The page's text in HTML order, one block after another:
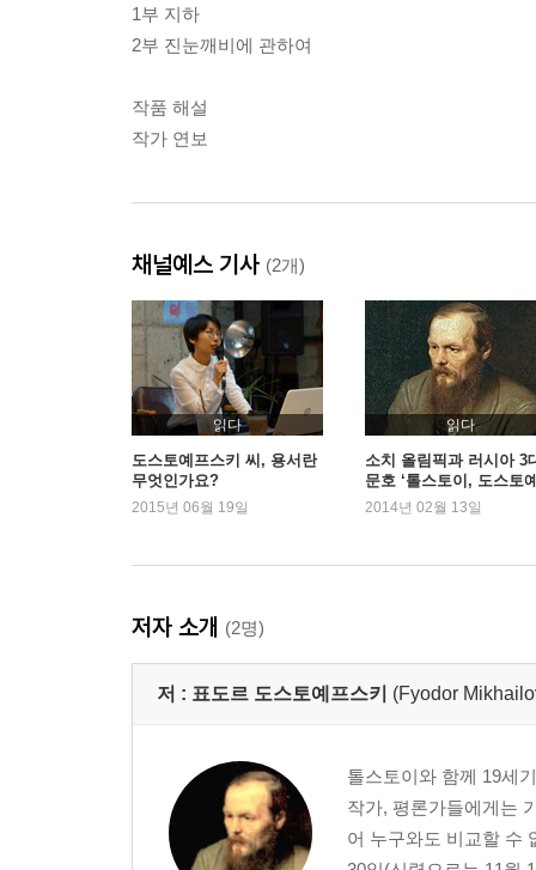
1부 지하
2부 진눈깨비에 관하여
작품 해설
작가 연보
채널예스 기사 (2개)
읽다
도스토예프스키 씨, 용서란
무엇인가요?
2015년 06월 19일
읽다
소치 올림픽과 러시아 3
문호 ‘톨스토이, 도스토
스키, 투르게네프’
2014년 02월 13일
저자 소개 (2명)
저 : 표도르 도스토예프스키 (Fyodor
톨스토이와 함께 19세
작가, 평론가들에게는
어 누구와도 비교할 수